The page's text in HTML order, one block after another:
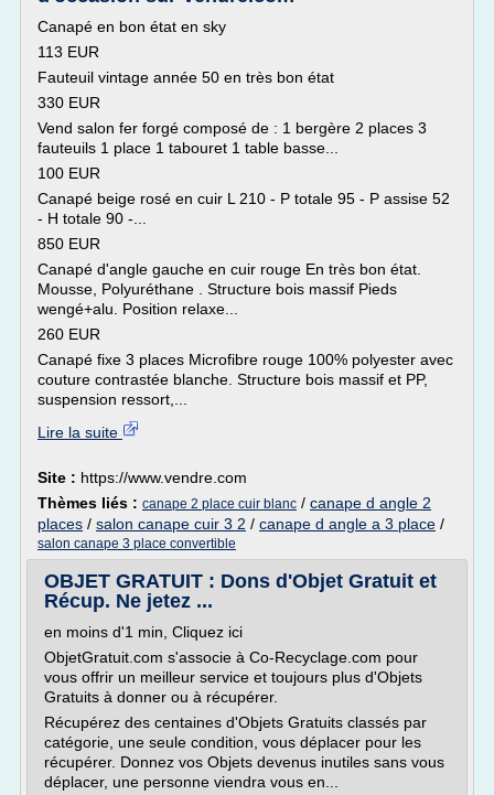
Canapé en bon état en sky
113 EUR
Fauteuil vintage année 50 en très bon état
330 EUR
Vend salon fer forgé composé de : 1 bergère 2 places 3
fauteuils 1 place 1 tabouret 1 table basse...
100 EUR
Canapé beige rosé en cuir L 210 - P totale 95 - P assise 52
- H totale 90 -...
850 EUR
Canapé d'angle gauche en cuir rouge En très bon état.
Mousse, Polyuréthane . Structure bois massif Pieds
wengé+alu. Position relaxe...
260 EUR
Canapé fixe 3 places Microfibre rouge 100% polyester avec
couture contrastée blanche. Structure bois massif et PP,
suspension ressort,...
Lire la suite
Site : https://www.vendre.com
Thèmes liés : canape 2 place cuir blanc / canape d angle 2
places / salon canape cuir 3 2 / canape d angle a 3 place /
salon canape 3 place convertible
OBJET GRATUIT : Dons d'Objet Gratuit et
Récup. Ne jetez ...
en moins d'1 min, Cliquez ici
ObjetGratuit.com s'associe à Co-Recyclage.com pour
vous offrir un meilleur service et toujours plus d'Objets
Gratuits à donner ou à récupérer.
Récupérez des centaines d'Objets Gratuits classés par
catégorie, une seule condition, vous déplacer pour les
récupérer. Donnez vos Objets devenus inutiles sans vous
déplacer, une personne viendra vous en...